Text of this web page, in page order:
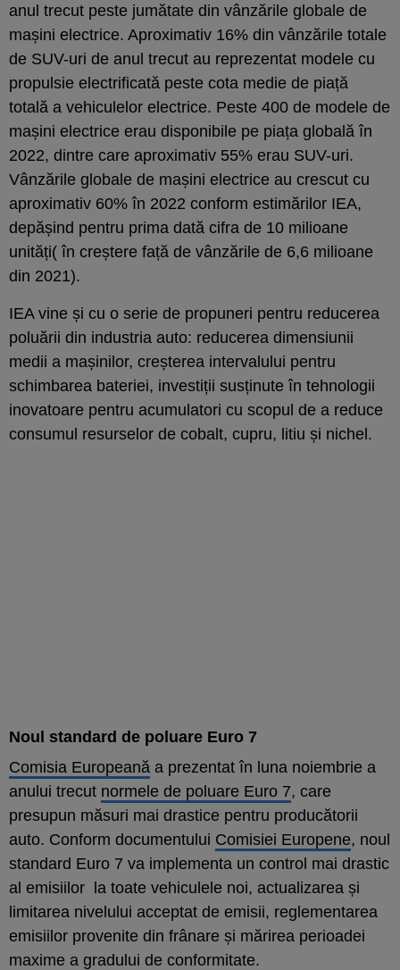
anul trecut peste jumătate din vânzările globale de
mașini electrice. Aproximativ 16% din vânzările totale
de SUV-uri de anul trecut au reprezentat modele cu
propulsie electrificată peste cota medie de piață
totală a vehiculelor electrice. Peste 400 de modele de
mașini electrice erau disponibile pe piața globală în
2022, dintre care aproximativ 55% erau SUV-uri.
Vânzările globale de mașini electrice au crescut cu
aproximativ 60% în 2022 conform estimărilor IEA,
depășind pentru prima dată cifra de 10 milioane
unități( în creștere față de vânzările de 6,6 milioane
din 2021).
IEA vine și cu o serie de propuneri pentru reducerea
poluării din industria auto: reducerea dimensiunii
medii a mașinilor, creșterea intervalului pentru
schimbarea bateriei, investiții susținute în tehnologii
inovatoare pentru acumulatori cu scopul de a reduce
consumul resurselor de cobalt, cupru, litiu și nichel.
Noul standard de poluare Euro 7
Comisia Europeană a prezentat în luna noiembrie a
anului trecut normele de poluare Euro 7, care
presupun măsuri mai drastice pentru producătorii
auto. Conform documentului Comisiei Europene, noul
standard Euro 7 va implementa un control mai drastic
al emisiilor la toate vehiculele noi, actualizarea și
limitarea nivelului acceptat de emisii, reglementarea
emisiilor provenite din frânare și mărirea perioadei
maxime a gradului de conformitate.